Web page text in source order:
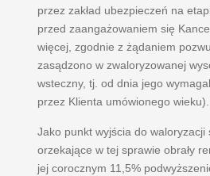
przez zakład ubezpieczeń na
przed zaangażowaniem się
więcej, zgodnie z żądaniem
zasądzono w zwaloryzowanej
wsteczny, tj. od dnia jego
przez Klienta umówionego wieku).
Jako punkt wyjścia do waloryzacji
orzekające w tej sprawie obrały
jej corocznym 11,5%